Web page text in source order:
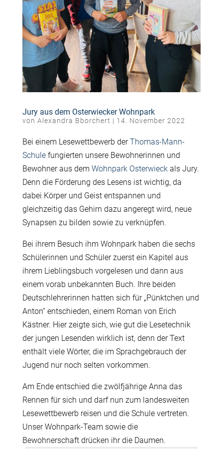
Jury aus dem Osterwiecker Wohnpark
von Alexandra Bborchert | 14. November 2022
Bei einem Lesewettbewerb derThomas-Mann-
Schulefungierten unsere Bewohnerinnen und
Bewohner aus dem Wohnpark Osterwieckals Jury.
Denn die Förderung des Lesens ist wichtig, da
dabei Körper und Geist entspannen und
gleichzeitig das Gehirn dazu angeregt wird, neue
Synapsen zu bilden sowie zu verknüpfen.
Bei ihrem Besuch ihm Wohnpark haben die sechs
Schülerinnen und Schüler zuerst ein Kapitel aus
ihrem Lieblingsbuch vorgelesen und dann aus
einem vorab unbekannten Buch. Ihre beiden
Deutschlehrerinnen hatten sich für „Pünktchen und
Anton“ entschieden, einem Roman von Erich
Kästner. Hier zeigte sich, wie gut die Lesetechnik
der jungen Lesenden wirklich ist, denn der Text
enthält viele Wörter, die im Sprachgebrauch der
Jugend nur noch selten vorkommen.
Am Ende entschied die zwölfjährige Anna das
Rennen für sich und darf nun zum landesweiten
Lesewettbewerb reisen und die Schule vertreten.
Unser Wohnpark-Team sowie die
Bewohnerschaft drücken ihr die Daumen.